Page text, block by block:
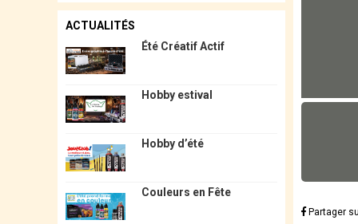
ACTUALITÉS
Été Créatif Actif
Hobby estival
Hobby d’été
Couleurs en Fête
Partager